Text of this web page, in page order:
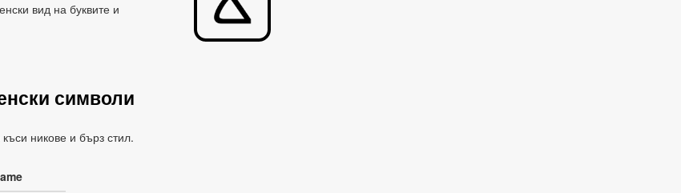
вид на буквите и
символи
никове и бърз стил.